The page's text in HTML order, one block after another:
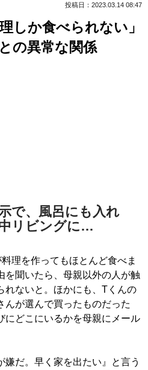
投稿日：2023.03.14 08:47
しか食べられない」
の異常な関係
で、風呂にも入れ
リビングに…
料理を作ってもほとんど食べま
を聞いたら、母親以外の人が触
れないと。ほかにも、Tくんの
んが選んで買ったものだった
にどこにいるかを母親にメール
だ。早く家を出たい』と言う